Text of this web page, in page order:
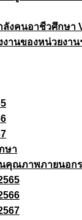
งคนอาชีวศึกษา
งานของหน่วยงา
ษา
นคุณภาพภายนอก